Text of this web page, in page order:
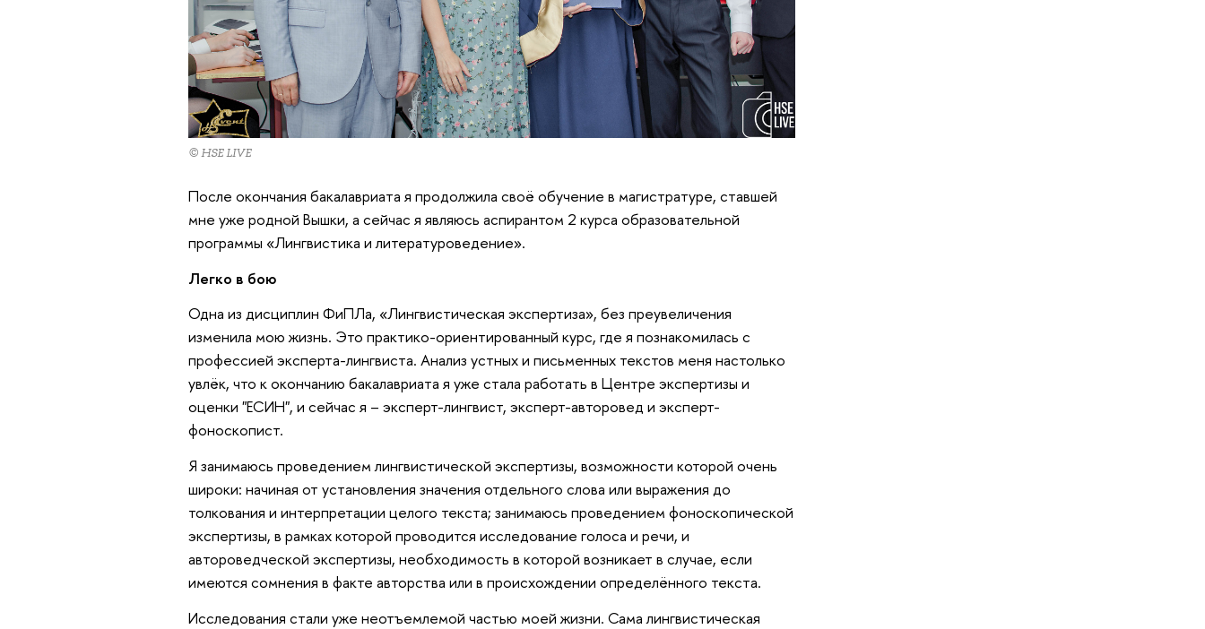
© HSE LIVE
После окончания бакалавриата я продолжила своё обучение в магистратуре, ставшей
мне уже родной Вышки, а сейчас я являюсь аспирантом 2 курса образовательной
программы «Лингвистика и литературоведение».
Легко в бою
Одна из дисциплин ФиПЛа, «Лингвистическая экспертиза», без преувеличения
изменила мою жизнь. Это практико-ориентированный курс, где я познакомилась с
профессией эксперта-лингвиста. Анализ устных и письменных текстов меня настолько
увлёк, что к окончанию бакалавриата я уже стала работать в Центре экспертизы и
оценки "ЕСИН", и сейчас я – эксперт-лингвист, эксперт-авторовед и эксперт-
фоноскопист.
Я занимаюсь проведением лингвистической экспертизы, возможности которой очень
широки: начиная от установления значения отдельного слова или выражения до
толкования и интерпретации целого текста; занимаюсь проведением фоноскопической
экспертизы, в рамках которой проводится исследование голоса и речи, и
автороведческой экспертизы, необходимость в которой возникает в случае, если
имеются сомнения в факте авторства или в происхождении определённого текста.
Исследования стали уже неотъемлемой частью моей жизни. Сама лингвистическая